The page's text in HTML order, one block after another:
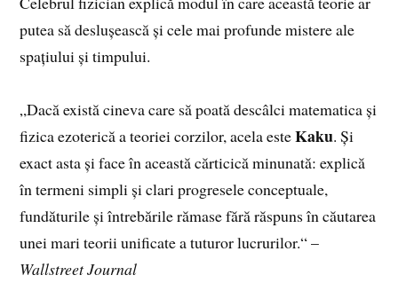
putea să deslușească și cele mai profunde mistere ale
spațiului și timpului.
„Dacă există cineva care să poată descâlci matematica și
fizica ezoterică a teoriei corzilor, acela esteKaku. Și
exact asta și face în această cărticică minunată: explică
în termeni simpli și clari progresele conceptuale,
fundăturile și întrebările rămase fără răspuns în căutarea
unei mari teorii unificate a tuturor lucrurilor.“ –
Wallstreet Journal